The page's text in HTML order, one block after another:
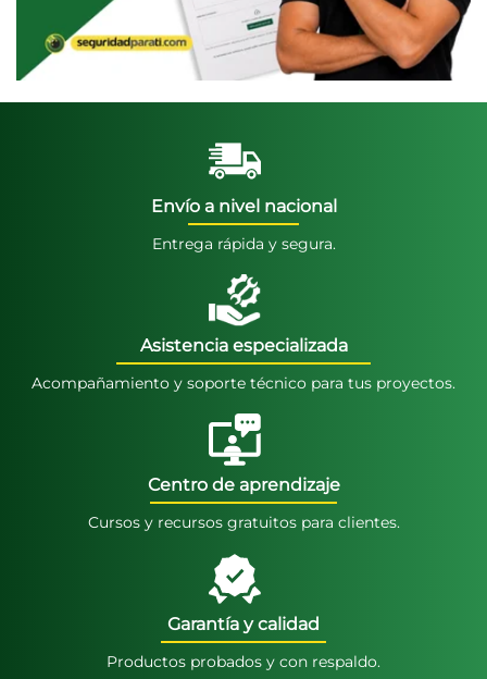
Envío a nivel nacional
Entrega rápida y segura.
Asistencia especializada
Acompañamiento y soporte técnico para tus proyectos.
Centro de aprendizaje
Cursos y recursos gratuitos para clientes.
Garantía y calidad
Productos probados y con respaldo.